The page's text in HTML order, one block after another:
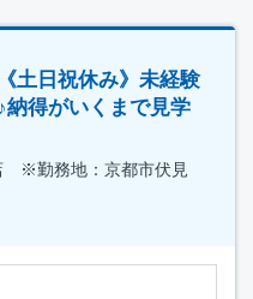
土日祝休み》未経験
得がいくまで見学
※勤務地：京都市伏見